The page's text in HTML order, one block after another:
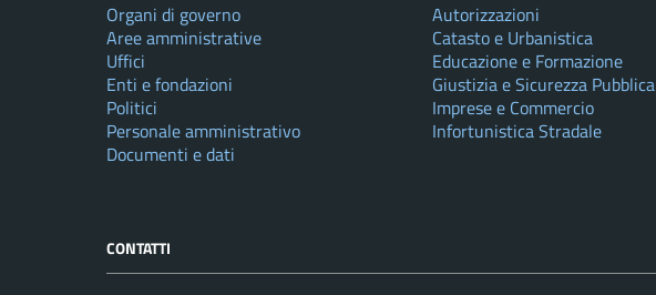
Organi di governo
Aree amministrative
Uffici
Enti e fondazioni
Politici
Personale amministrativo
Documenti e dati
Autorizzazioni
Catasto e Urbanistica
Educazione e Formazione
Giustizia e Sicurezza Pubblica
Imprese e Commercio
Infortunistica Stradale
CONTATTI